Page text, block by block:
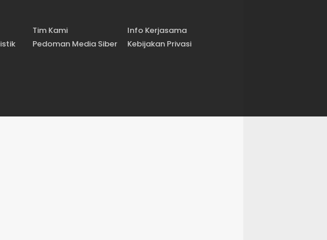
Tim Kami
Info Kerjasama
Pedoman Media Siber Kebijakan Privasi